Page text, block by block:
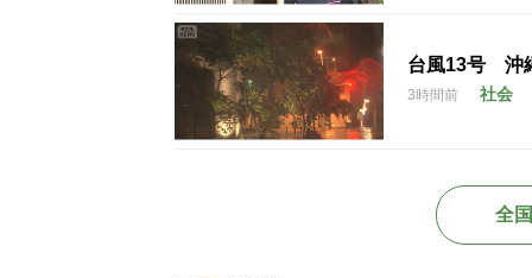
台風13号 沖
3時間前 社会
全